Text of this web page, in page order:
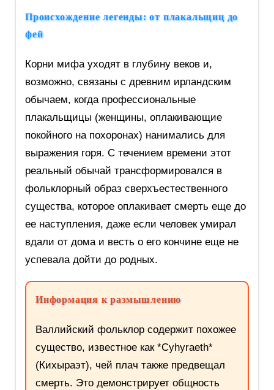
Происхождение легенды: от плакальщиц до
фей
Корни мифа уходят в глубину веков и,
возможно, связаны с древним ирландским
обычаем, когда профессиональные
плакальщицы (женщины, оплакивающие
покойного на похоронах) нанимались для
выражения горя. С течением времени этот
реальный обычай трансформировался в
фольклорный образ сверхъестественного
существа, которое оплакивает смерть еще до
ее наступления, даже если человек умирал
вдали от дома и весть о его кончине еще не
успевала дойти до родных.
Информация к размышлению
Валлийский фольклор содержит похожее
существо, известное как *Cyhyraeth*
(Кихыраэт), чей плач также предвещал
смерть. Это демонстрирует общность